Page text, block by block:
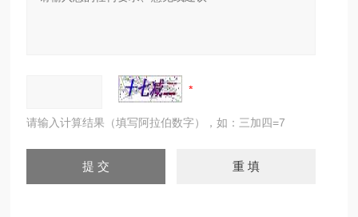
请输入计算结果（填写阿拉伯数字），如：三加四=7